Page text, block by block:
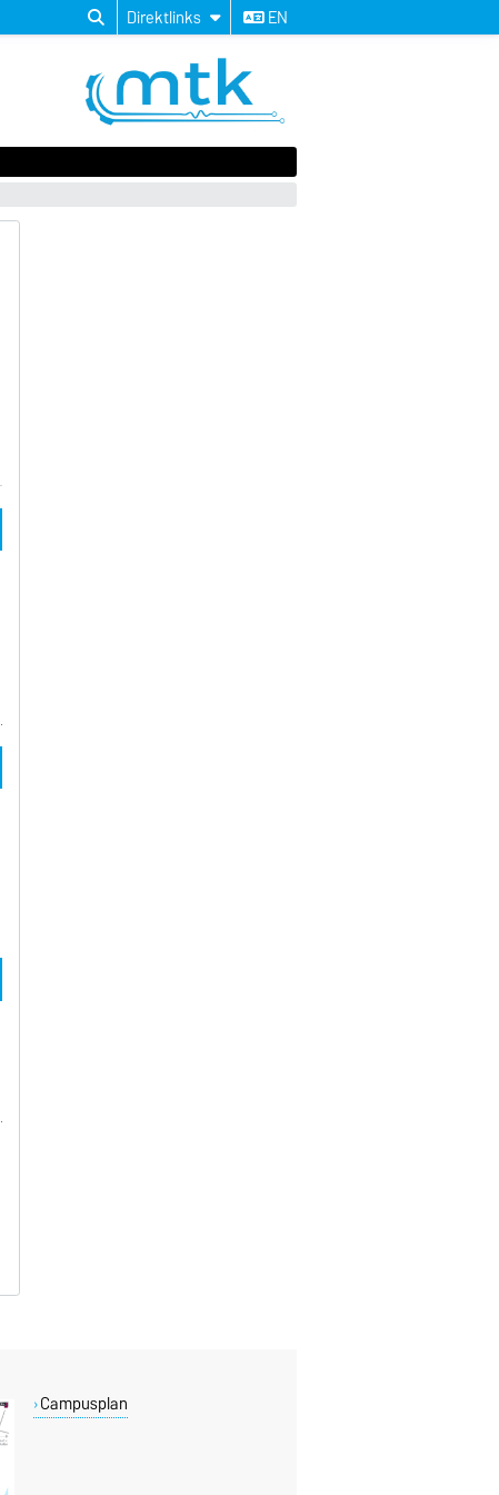
Direktlinks EN
Campusplan